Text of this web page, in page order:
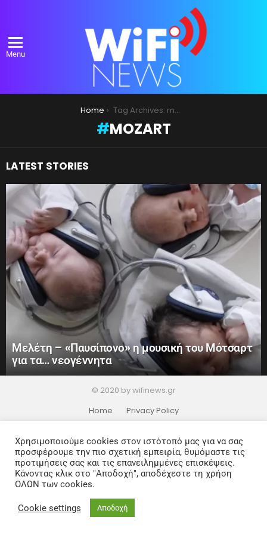
Menu
Home Tag Archives: mozart
MOZART
LATEST STORIES
Μελέτη – «Παυσίπονο» η μουσική του Μότσαρτ
για τα… νεογέννητα
© 2020 by wifinews.gr
Home
Privacy Policy
Χρησιμοποιούμε cookies στον ιστότοπό μας για να σας
προσφέρουμε την πιο σχετική εμπειρία, θυμόμαστε τις
προτιμήσεις σας και τις επανειλημμένες επισκέψεις.
Κάνοντας κλικ στο "Αποδοχή", αποδέχεστε τη χρήση
ΟΛΩΝ των cookies.
Cookie settings Αποδοχή